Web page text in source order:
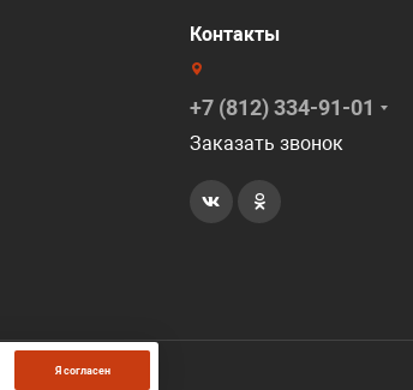
Контакты
+7 (812) 334-91-01
Заказать звонок
Я согласен